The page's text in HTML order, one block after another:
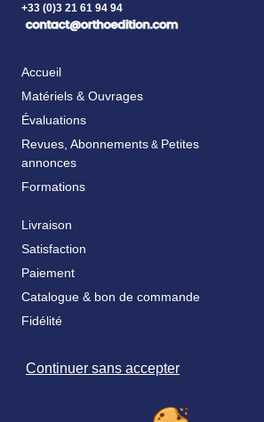
+33 (0)3 21 61 94 94
Accueil
Matériels & Ouvrages
Évaluations
Revues, Abonnements & Petites
annonces
Formations
Livraison
Satisfaction
Paiement
Catalogue & bon de commande
Fidélité
FAQ
Continuer sans accepter